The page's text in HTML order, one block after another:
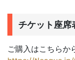
チケット座席
ご購入はこちら